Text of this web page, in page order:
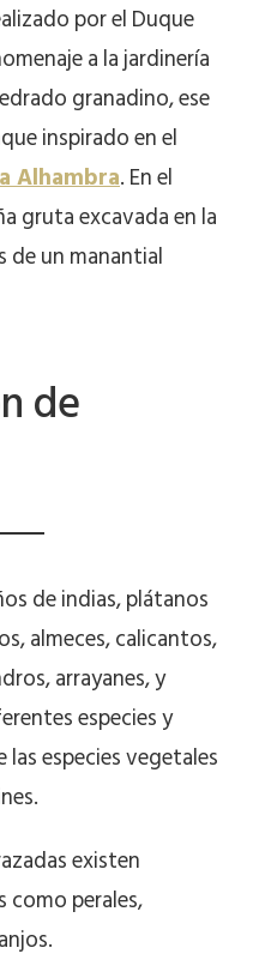
por el Duque
a la jardinería
granadino, ese
inspirado en el
Alhambra. En el
gruta excavada en la
de un manantial
de
de indias, plátanos
almeces, calicantos,
arrayanes, y
especies y
especies vegetales
existen
como perales,